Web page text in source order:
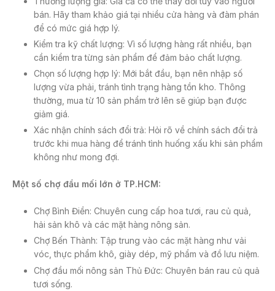
bán. Hãy tham khảo giá tại nhiều cửa hàng và đàm phán
để có mức giá hợp lý.
Kiểm tra kỹ chất lượng: Vì số lượng hàng rất nhiều, bạn
cần kiểm tra từng sản phẩm để đảm bảo chất lượng.
Chọn số lượng hợp lý: Mới bắt đầu, bạn nên nhập số
lượng vừa phải, tránh tình trạng hàng tồn kho. Thông
thường, mua từ 10 sản phẩm trở lên sẽ giúp bạn được
giảm giá.
Xác nhận chính sách đổi trả: Hỏi rõ về chính sách đổi trả
trước khi mua hàng để tránh tình huống xấu khi sản phẩm
không như mong đợi.
Một số chợ đầu mối lớn ở TP.HCM:
Chợ Bình Điền: Chuyên cung cấp hoa tươi, rau củ quả,
hải sản khô và các mặt hàng nông sản.
Chợ Bến Thành: Tập trung vào các mặt hàng như vải
vóc, thực phẩm khô, giày dép, mỹ phẩm và đồ lưu niệm.
Chợ đầu mối nông sản Thủ Đức: Chuyên bán rau củ quả
tươi sống.